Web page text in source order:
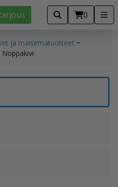
0
ja maisematuotteet
Noppakivi